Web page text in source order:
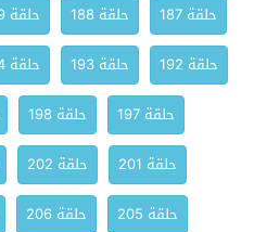
حلقة 187
حلقة 188 حلقة 189
حلقة 192
حلقة 193 حلقة 194
حلقة 197
حلقة 198
حلقة 201
حلقة 202
حلقة 205
حلقة 206